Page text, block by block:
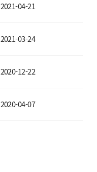
2021-04-21
2021-03-24
2020-12-22
2020-04-07